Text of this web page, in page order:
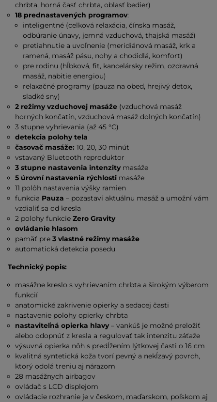
chrbta, horná časť chrbta, oblasť bedier)
18 prednastavených programov:
inteligentné (celková relaxácia, čínska masáž,
odbúranie únavy, jemná vzduchová, thajská masáž)
pretiahnutie a uvoľnenie (meridiánová masáž, krk a
ramená, masáž pásu, nohy a chodidlá, komfort)
pre rodinu (hĺbková, fit, kancelársky režim, ozdravná
masáž, nabitie energiou)
relaxačné programy (pauza na obed, hrejivý detox,
sladké sny)
2 režimy vzduchovej masáže (vzduchová masáž
horných končatín, vzduchová masáž dolných končatín)
3 stupne vyhrievania (až 45 °C)
detekcia polohy tela
časovač masáže: 10, 20, 30 minút
vstavaný Bluetooth reproduktor
3 stupne nastavenia intenzitymasáže
5 úrovní nastavenia rýchlosti masáže
11 polôh nastavenia výšky ramien
funkcia Pauza – pozastaví aktuálnu masáž a umožní vám
vzdialiť sa od kresla
2 polohy funkcieZero Gravity
ovládanie hlasom
pamäť pre3 vlastné režimy masáže
automatická detekcia posedu
Technický popis:
masážne kreslo s vyhrievaním chrbta a širokým výberom
funkcií
anatomické zakrivenie opierky a sedacej časti
nastavenie polohy opierky chrbta
nastaviteľná opierka hlavy– vankúš je možné preložiť
alebo odopnúť z kresla a regulovať tak intenzitu záťaže
výsuvná opierka nôh s predĺžením lýtkovej časti o 16 cm
kvalitná syntetická koža tvorí pevný a nekĺzavý povrch,
ktorý odolá treniu aj nárazom
28 masážnych airbagov
ovládač s LCD displejom
ovládacie rozhranie je v českom, maďarskom, poľskom aj